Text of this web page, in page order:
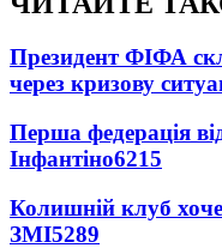
Президент ФІФА
через кризову
Перша федерація
Інфантіно6215
Колишній клуб
ЗМІ5289